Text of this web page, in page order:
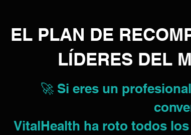
EL PLAN DE
LÍDERES DEL
🚀 Si eres un
VitalHealth ha roto todos